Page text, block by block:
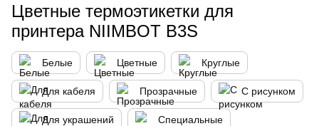
Цветные термоэтикетки для
принтера NIIMBOT B3S
Белые Цветные Круглые
Для кабеля Прозрачные С рисунком
Для украшений Специальные